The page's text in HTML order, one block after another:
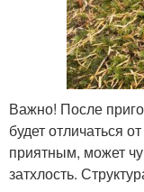
Важно! После
будет отличаться
приятным, может
затхлость.